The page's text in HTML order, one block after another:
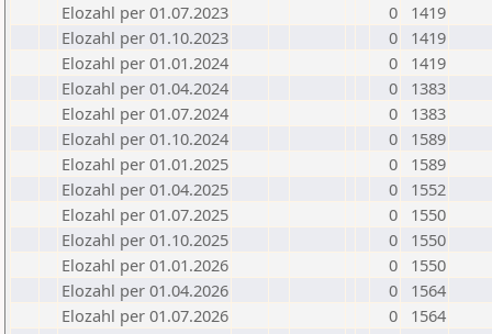
Elozahl per 01.07.2023
0
1419
Elozahl per 01.10.2023
0
1419
Elozahl per 01.01.2024
0
1419
Elozahl per 01.04.2024
0
1383
Elozahl per 01.07.2024
0
1383
Elozahl per 01.10.2024
0
1589
Elozahl per 01.01.2025
0
1589
Elozahl per 01.04.2025
0
1552
Elozahl per 01.07.2025
0
1550
Elozahl per 01.10.2025
0
1550
Elozahl per 01.01.2026
0
1550
Elozahl per 01.04.2026
0
1564
Elozahl per 01.07.2026
0
1564